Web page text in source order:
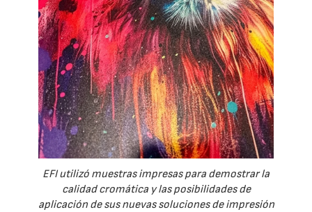
EFI utilizó muestras impresas para demostrar la
calidad cromática y las posibilidades de
aplicación de sus nuevas soluciones de impresión